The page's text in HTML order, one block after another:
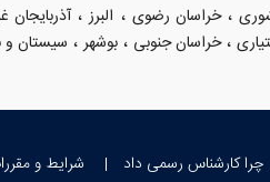
،خراسان رضوی ، البرز،آذربایجان
،خراسان جنوبی ،بوشهر، سیستان و
چرا کارشناس رسمی داد شرایط و